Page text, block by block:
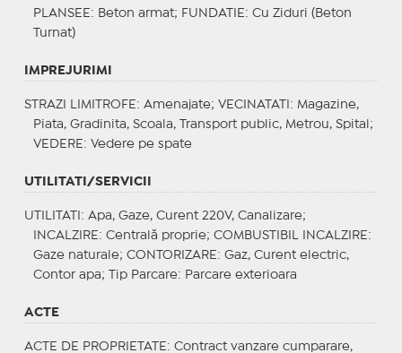
PLANSEE : Beton armat; FUNDATIE : Cu Ziduri (Beton
Turnat)
IMPREJURIMI
STRAZI LIMITROFE : Amenajate; VECINATATI : Magazine,
Piata, Gradinita, Scoala, Transport public, Metrou, Spital;
VEDERE : Vedere pe spate
UTILITATI/SERVICII
UTILITATI : Apa, Gaze, Curent 220V, Canalizare;
INCALZIRE : Centrală proprie; COMBUSTIBIL INCALZIRE :
Gaze naturale; CONTORIZARE : Gaz, Curent electric,
Contor apa;
Tip Parcare: Parcare exterioara
ACTE
ACTE DE PROPRIETATE : Contract vanzare cumparare,